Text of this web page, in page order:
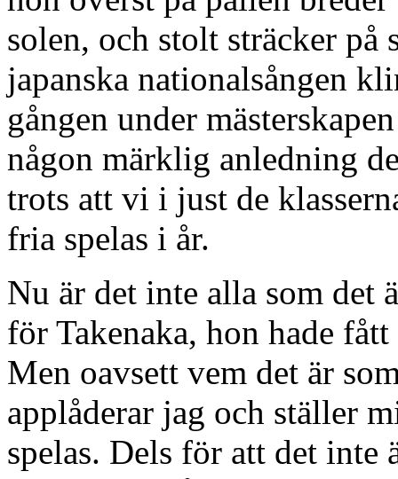
solen, och stolt sträcker på
japanska nationalsången
gången under
någon märklig anledning
trots att vi i just de
fria spelas i år.
Nu är det inte alla som det
för Takenaka, hon hade
Men oavsett vem det är
applåderar jag och ställer
spelas. Dels för att det inte